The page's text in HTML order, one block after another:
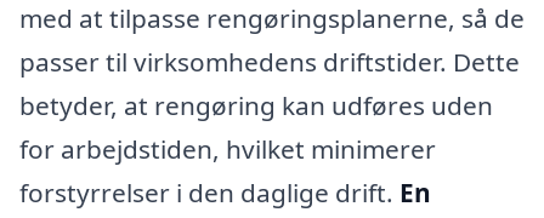
med at tilpasse rengøringsplanerne, så de
passer til virksomhedens driftstider. Dette
betyder, at rengøring kan udføres uden
for arbejdstiden, hvilket minimerer
forstyrrelser i den daglige drift. En